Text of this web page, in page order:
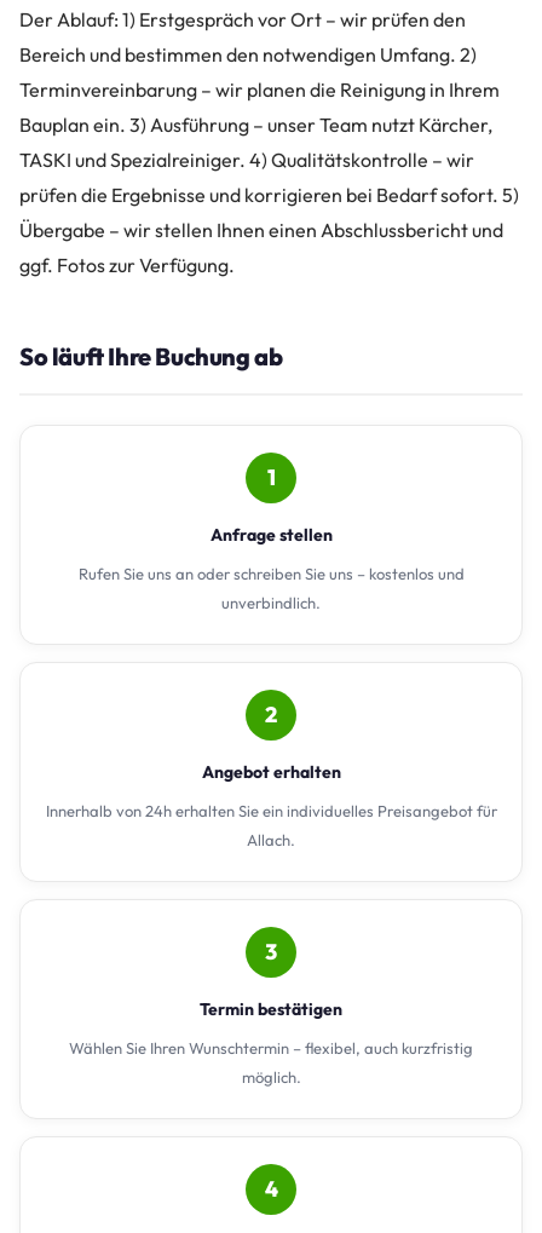
Der Ablauf: 1) Erstgespräch vor Ort – wir prüfen den
Bereich und bestimmen den notwendigen Umfang. 2)
Terminvereinbarung – wir planen die Reinigung in Ihrem
Bauplan ein. 3) Ausführung – unser Team nutzt Kärcher,
TASKI und Spezialreiniger. 4) Qualitätskontrolle – wir
prüfen die Ergebnisse und korrigieren bei Bedarf sofort. 5)
Übergabe – wir stellen Ihnen einen Abschlussbericht und
ggf. Fotos zur Verfügung.
So läuft Ihre Buchung ab
1
Anfrage stellen
Rufen Sie uns an oder schreiben Sie uns – kostenlos und
unverbindlich.
2
Angebot erhalten
Innerhalb von 24h erhalten Sie ein individuelles Preisangebot für
Allach.
3
Termin bestätigen
Wählen Sie Ihren Wunschtermin – flexibel, auch kurzfristig
möglich.
4